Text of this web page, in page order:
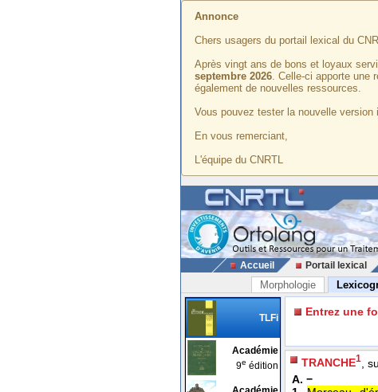
Annonce
Chers usagers du portail lexical du
Après vingt ans de bons et loyaux
septembre 2026. Celle-ci apporte une
également de nouvelles ressources.
Vous pouvez tester la nouvelle version
En vous remerciant,
L'équipe du CNRTL
Accueil Portail lexical
Morphologie
TLFi
Académie
9e édition
Entrez une
TRANCHE1 ,
A. −